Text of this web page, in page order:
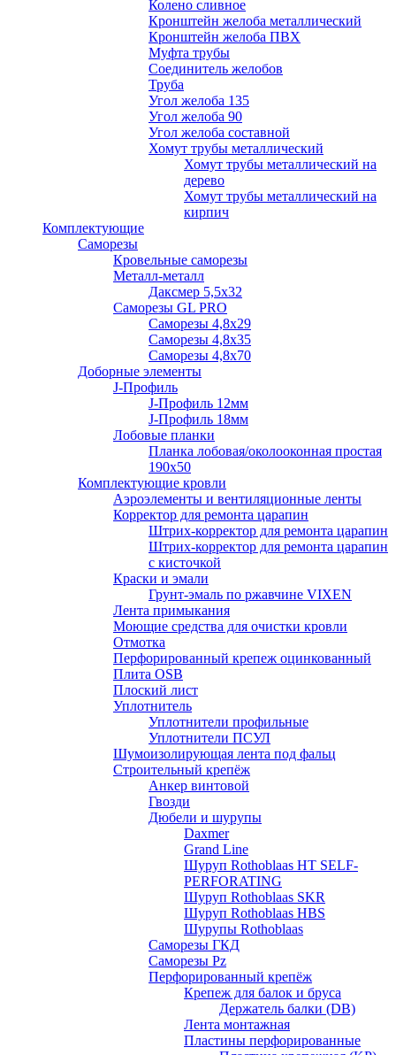
Колено сливное
Кронштейн желоба металлический
Кронштейн желоба ПВХ
Муфта трубы
Соединитель желобов
Труба
Угол желоба 135
Угол желоба 90
Угол желоба составной
Хомут трубы металлический
Хомут трубы металлический на
дерево
Хомут трубы металлический на
кирпич
Комплектующие
Саморезы
Кровельные саморезы
Металл-металл
Даксмер 5,5х32
Саморезы GL PRO
Сaморезы 4,8х29
Сaморезы 4,8х35
Сaморезы 4,8х70
Доборные элементы
J-Профиль
J-Профиль 12мм
J-Профиль 18мм
Лобовые планки
Планка лобовая/околооконная простая
190х50
Комплектующие кровли
Аэроэлементы и вентиляционные ленты
Корректор для ремонта царапин
Штрих-корректор для ремонта царапин
Штрих-корректор для ремонта царапин
с кисточкой
Краски и эмали
Грунт-эмаль по ржавчине VIXEN
Лента примыкания
Моющие средства для очистки кровли
Отмотка
Перфорированный крепеж оцинкованный
Плита OSB
Плоский лист
Уплотнитель
Уплотнители профильные
Уплотнители ПСУЛ
Шумоизолирующая лента под фальц
Строительный крепёж
Анкер винтовой
Гвозди
Дюбели и шурупы
Daxmer
Grand Line
Шуруп Rothoblaas HT SELF-
PERFORATING
Шуруп Rothoblaas SKR
Шуруп Rothoblaas НВS
Шурупы Rothoblaas
Саморeзы ГКД
Саморезы Pz
Перфорированный крепёж
Крепеж для балок и бруса
Держатель балки (DB)
Лента монтажнaя
Пластины перфорированные